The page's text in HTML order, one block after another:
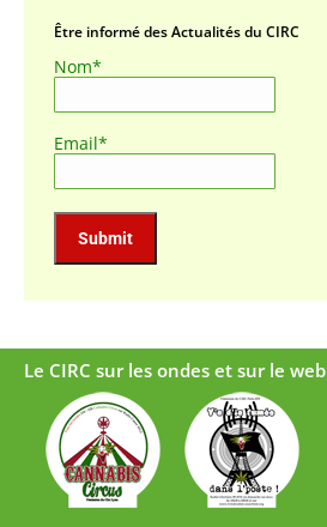
Être informé des Actualités du CIRC
Nom*
Email*
Le CIRC sur les ondes et sur le web